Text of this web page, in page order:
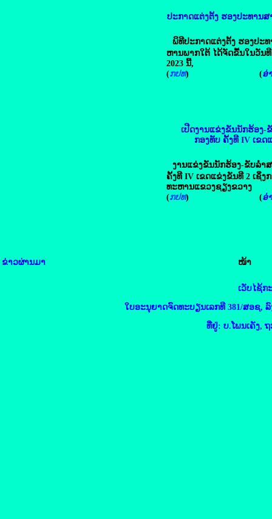
ປະກາດແຕ່ງຕັ້ງ ຮອງປະທານ
ພິທີປະກາດແຕ່ງຕັ້ງ ຮອງປະ
ຫານພາກໃຕ້ ໄດ້ຈັດຂື້ນໃນວັນທີ
2023 ນີ້,
(ກປທ) (ອ່
ເປີດງານແຂ່ງຂັນນັກຮ້ອງ-
ກອງທັບ ຄັ້ງທີ IV ເຂດ
ງານແຂ່ງຂັນນັກຮ້ອງ-ຂັບລໍາ
ຄັ້ງທີ IV ເຂດແຂ່ງຂັນທີ 2 ເຊິ່ງ
ທະຫານແຂວງຊຽງຂວາງ
(ກປທ) (ອ່
ຂ່າວຜ່ານມາ ໜ້າ
ເວັບໄຊ້ກ
ໃບອະນຸຍາດຈົດທະບຽນເລກທີ 381/ສອຊ, ລົ
ທີ່ຢູ່: ບ.ໂພນເຄັງ,